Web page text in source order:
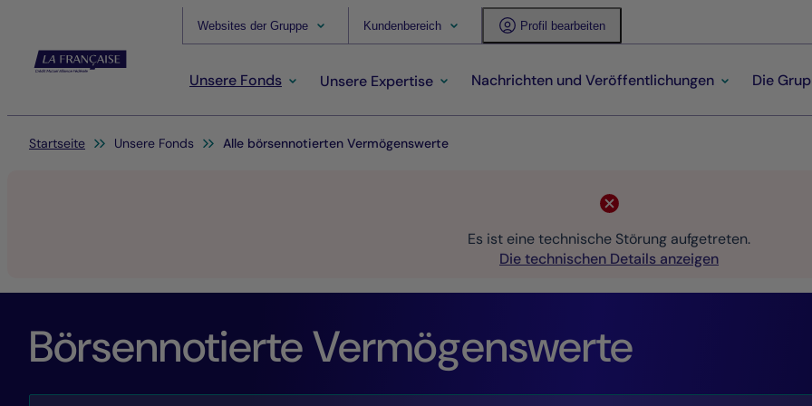
Websites der Gruppe Kundenbereich Profil bearbeiten
Unsere Fonds Unsere Expertise Nachrichten und Veröffentlichungen Die
Sie befinden sich hier:
Startseite Unsere Fonds Alle börsennotierten Vermögenswerte
Es ist eine technische Störung aufgetreten.
Die technischen Details anzeigen
Börsennotierte Vermögenswerte